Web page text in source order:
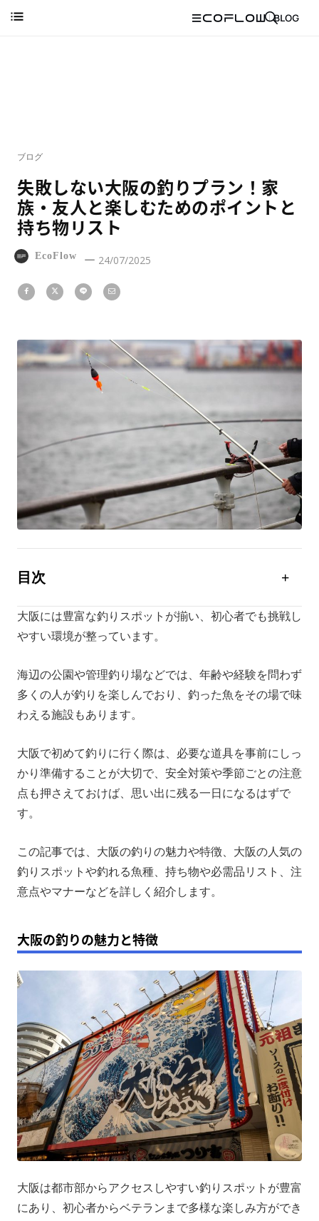
ブログ
失敗しない大阪の釣りプラン！家
族・友人と楽しむためのポイントと
持ち物リスト
EcoFlow 24/07/2025
目次
大阪の人気釣りスポット徹底紹介
大阪釣りの持ち物・必需品リスト
大阪の釣りに関するよくある質問
大阪には豊富な釣りスポットが揃い、初心者でも挑戦し
やすい環境が整っています。
海辺の公園や管理釣り場などでは、年齢や経験を問わず
多くの人が釣りを楽しんでおり、釣った魚をその場で味
わえる施設もあります。
大阪で初めて釣りに行く際は、必要な道具を事前にしっ
かり準備することが大切で、安全対策や季節ごとの注意
点も押さえておけば、思い出に残る一日になるはずで
す。
この記事では、大阪の釣りの魅力や特徴、大阪の人気の
釣りスポットや釣れる魚種、持ち物や必需品リスト、注
意点やマナーなどを詳しく紹介します。
大阪の釣りの魅力と特徴
大阪は都市部からアクセスしやすい釣りスポットが豊富
にあり、初心者からベテランまで多様な楽しみ方ができ